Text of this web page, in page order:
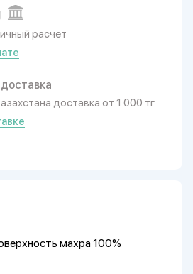
расчет
доставка от 1 000 тг.
махра 100%